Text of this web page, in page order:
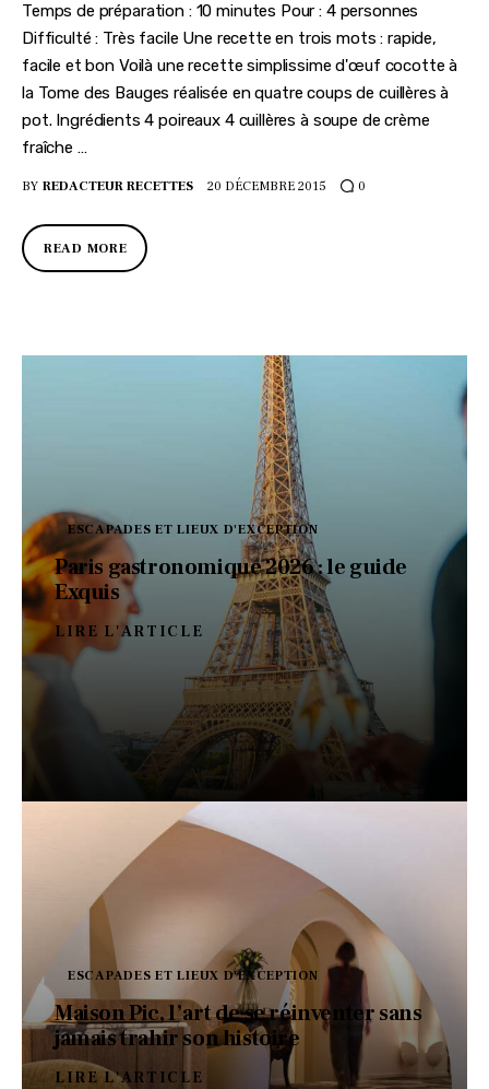
Temps de préparation : 10 minutes Pour : 4 personnes
Difficulté : Très facile Une recette en trois mots : rapide,
facile et bon Voilà une recette simplissime d'œuf cocotte à
la Tome des Bauges réalisée en quatre coups de cuillères à
pot. Ingrédients 4 poireaux 4 cuillères à soupe de crème
fraîche …
BY REDACTEUR RECETTES 20 DÉCEMBRE 2015 0
READ MORE
ESCAPADES ET LIEUX D'EXCEPTION
Paris gastronomique 2026 : le guide
Exquis
LIRE L'ARTICLE
ESCAPADES ET LIEUX D'EXCEPTION
Maison Pic, l’art de se réinventer sans
jamais trahir son histoire
LIRE L'ARTICLE